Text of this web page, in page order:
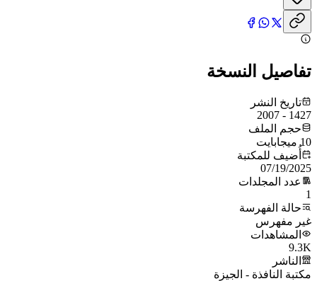
تفاصيل النسخة
تاريخ النشر
1427 - 2007
حجم الملف
10 ميجابايت
أُضيف للمكتبة
07/19/2025
عدد المجلدات
1
حالة الفهرسة
غير مفهرس
المشاهدات
9.3K
الناشر
مكتبة النافذة - الجيزة